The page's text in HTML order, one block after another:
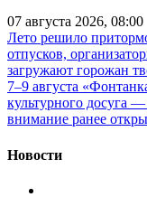
07 августа 2026, 08:00
Лето решило
отпусков,
загружают горожан
7–9 августа
культурного досуга
внимание ранее
Новости